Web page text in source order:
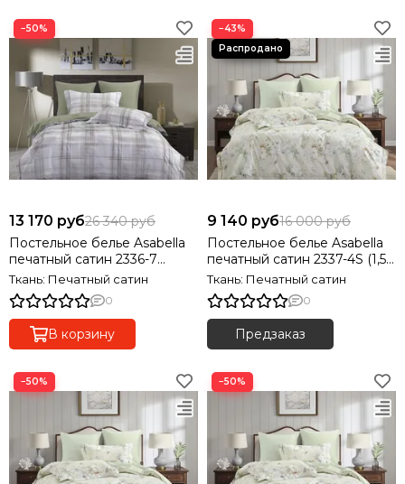
−50%
13 170 руб26 340 руб
Постельное белье Asabella
печатный сатин 2336-7
(семейный), 4 наволочки
Ткань: Печатный сатин
0
В корзину
−43%
9 140 руб16 000 руб
Постельное белье Asabella
печатный сатин 2337-4S (1,5-
спальный), 2 наволочки
Ткань: Печатный сатин
0
Предзаказ
−50% −50%